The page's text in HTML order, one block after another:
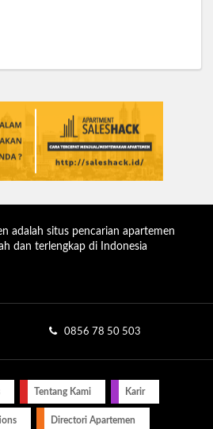
adalah situs pencarian apartemen
dan terlengkap di Indonesia
0856 78 50 503
Tentang Kami Karir
Directori Apartemen